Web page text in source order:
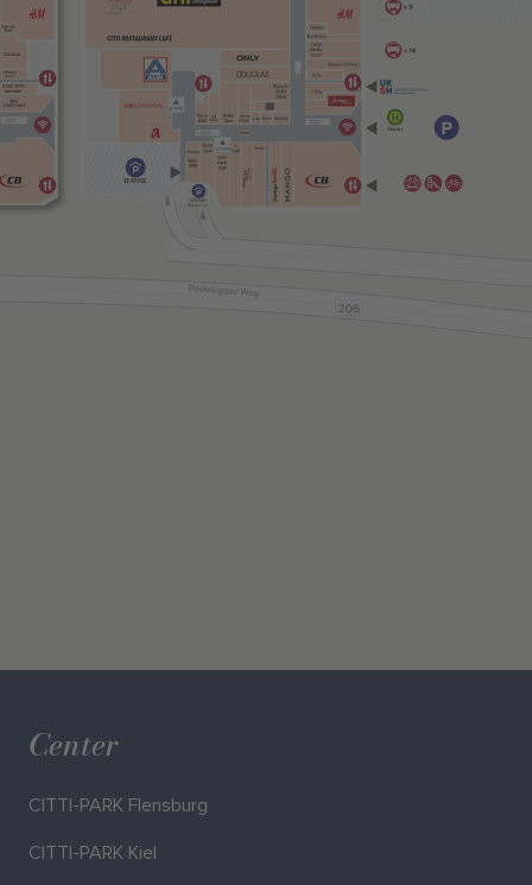
Abfahrt
HANSE
HANSE
Ebene 1-4
Center
CITTI-PARK Flensburg
CITTI-PARK Kiel